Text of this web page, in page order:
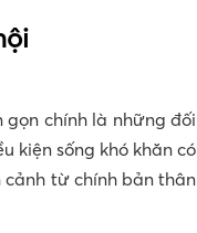
gọn chính là những đối
kiện sống khó khăn có
từ chính bản thân